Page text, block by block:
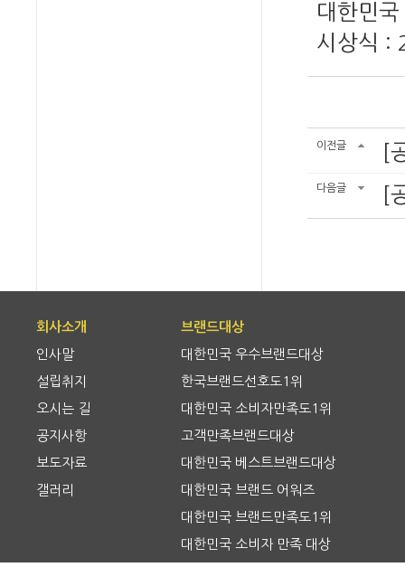
대한민
시상식 :
이전글 [
다음글 [
회사소개
인사말
설립취지
오시는 길
공지사항
보도자료
갤러리
브랜드대상
대한민국 우수브랜드대상
한국브랜드선호도1위
대한민국 소비자만족도1위
고객만족브랜드대상
대한민국 베스트브랜드대상
대한민국 브랜드 어워즈
대한민국 브랜드만족도1위
대한민국 소비자 만족 대상